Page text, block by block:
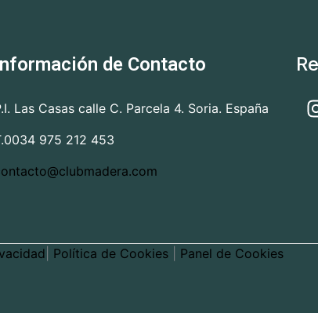
de Contacto
Las Casas calle C. Parcela 4. Soria. España
975 212 453
Política de Cookies Panel de Cookies